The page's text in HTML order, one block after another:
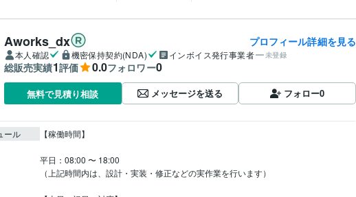
Aworks_dx プロフィール詳細を見る
本人確認 機密保持契約(NDA) インボイス発行事業者 未登録
総販売実績1評価 0.0フォロワー0
無料で見積り相談 メッセージを送る フォロー0
ール 【稼働時間】
平日：08:00 〜 18:00
（上記時間内は、設計・実装・修正などの実作業を行います）